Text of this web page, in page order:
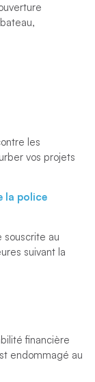
les
vos projets
la police
souscrite au
suivant la
financière
endommagé au